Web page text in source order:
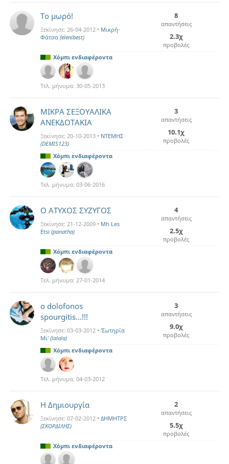
Το μωρό!
Ξεκίνησε: 26-04-2012 • Μικρή-
Φάτσα (elenibest)
8
απαντήσεις
2.3χ
προβολές
Χόμπι ενδιαφέροντα
Τελ. μήνυμα: 30-05-2013
ΜΙΚΡΑ ΣΕΞΟΥΑΛΙΚΑ
ΑΝΕΚΔΟΤΑΚΙΑ
Ξεκίνησε: 20-10-2013 • ΝΤΕΜΗΣ
(DEMIS123)
3
απαντήσεις
10.1χ
προβολές
Χόμπι ενδιαφέροντα
Τελ. μήνυμα: 03-06-2016
O ΑΤΥΧΟΣ ΣΥΖΥΓΟΣ
Ξεκίνησε: 21-12-2009 • Mh Les
Etsi (panatha)
4
απαντήσεις
2.5χ
προβολές
Χόμπι ενδιαφέροντα
Τελ. μήνυμα: 27-01-2014
o dolofonos
spourgitis...!!!
Ξεκίνησε: 03-03-2012 • 'Σωτηρία
Mι' (lalala)
3
απαντήσεις
9.0χ
προβολές
Χόμπι ενδιαφέροντα
Τελ. μήνυμα: 04-03-2012
Η Δημιουργία
Ξεκίνησε: 07-02-2012 • ΔΗΜΗΤΡΣ
(ΣΚΟΡΔΙΛΗΣ)
2
απαντήσεις
5.5χ
προβολές
Χόμπι ενδιαφέροντα